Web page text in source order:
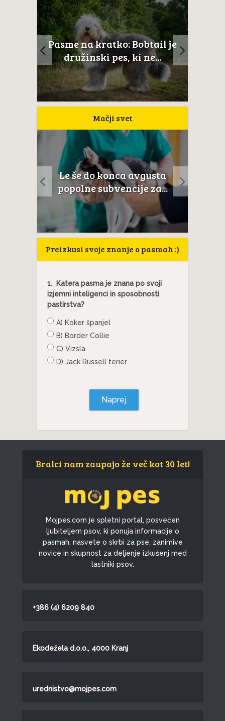
Pasme na kratko: Bobtail je
družinski pes, ki ne...
Mačji svet
Le še do konca avgusta
popolne subvencije za...
Preizkusi svoje znanje o pasmah :)
1.
Katera pasma je znana po svoji
izjemni inteligenci in sposobnosti
pastirstva?
A) Koker španjel
B) Border Collie
C) Vizsla
D) Jack Russell terier
Naprej
Bralci nam zaupajo že več kot 30 let!
Mojpes.com je spletni portal, posvečen
ljubiteljem psov, ki ponuja informacije o
pasmah, nasvete o skrbi za pse, zanimive
novice in skupnost za deljenje izkušenj med
lastniki psov.
+386 (4) 6209 840
Ekodežela d.o.o., 4000 Kranj
urednistvo@mojpes.com